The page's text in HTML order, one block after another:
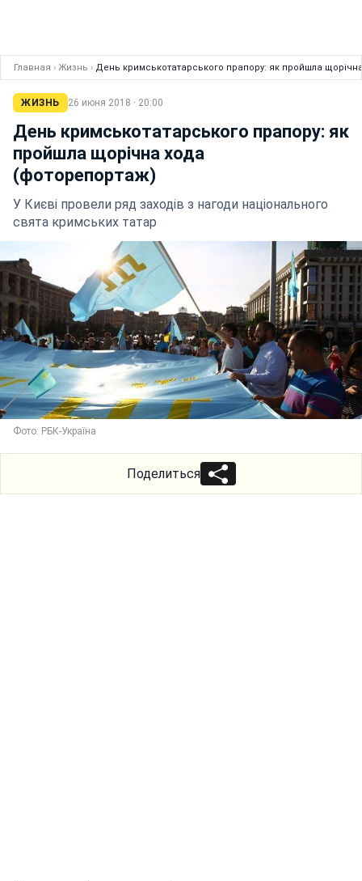
Главная › Жизнь › День кримськотатарського прапору: як пройшла
ЖИЗНЬ 26 июня 2018 · 20:00
День кримськотатарського прапору: як
пройшла щорічна хода
(фоторепортаж)
У Києві провели ряд заходів з нагоди національного
свята кримських татар
Фото: РБК-Україна
Поделиться